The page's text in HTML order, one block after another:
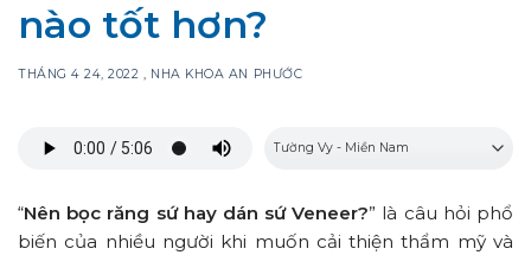
nào tốt hơn?
THÁNG 4 24, 2022 , NHA KHOA AN PHƯỚC
“Nên bọc răng sứ hay dán sứ Veneer?” là câu hỏi phổ
biến của nhiều người khi muốn cải thiện thẩm mỹ và